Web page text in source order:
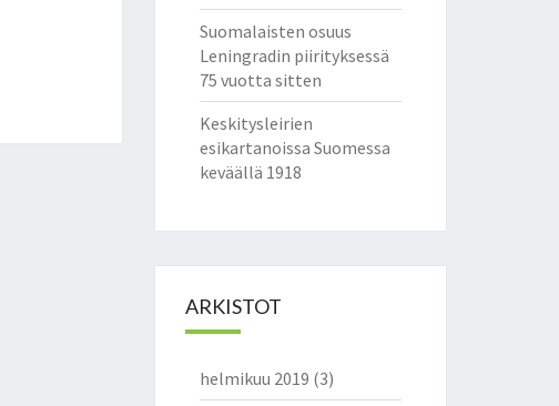
Suomalaisten osuus
Leningradin piirityksessä
75 vuotta sitten
Keskitysleirien
esikartanoissa Suomessa
keväällä 1918
ARKISTOT
helmikuu 2019 (3)